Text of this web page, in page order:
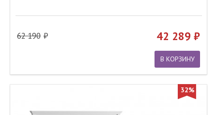
62 190 42 289
В КОРЗИНУ
32%